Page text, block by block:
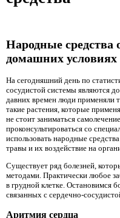
Народные средства
домашних условиях
На сегодняшний день по
сосудистой системы являются
давних времен люди применяли
такие растения, которые
не стоит заниматься
проконсультироваться со
использовать народные
травы и их воздействие на
Существует ряд болезней,
методами. Практически любое
в грудной клетке. Остановимся
связанных с сердечно-
Аритмия сердца